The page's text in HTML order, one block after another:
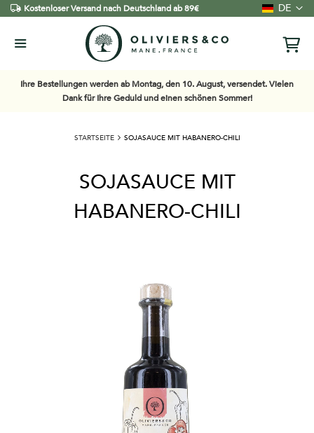
Kostenloser Versand nach Deutschland ab 89€ Sprache
DE
Ihre Bestellungen werden ab Montag, den 10. August, versendet. Vielen
Dank für Ihre Geduld und einen schönen Sommer!
STARTSEITE SOJASAUCE MIT HABANERO-CHILI
SOJASAUCE MIT
HABANERO-CHILI